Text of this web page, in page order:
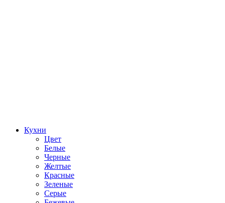
Кухни
Цвет
Белые
Черные
Желтые
Красные
Зеленые
Серые